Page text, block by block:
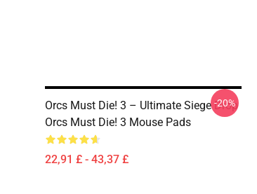
Orcs Must Die! 3 – Ultimate Siege Drop
Orcs Must Die! 3 Mouse Pads
22,91 £ - 43,37 £
-20%